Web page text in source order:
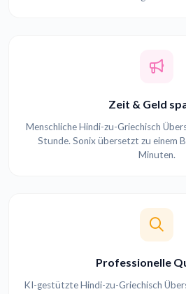
Zeit & Geld
Menschliche Hindi-zu-Griechisch
Stunde. Sonix übersetzt zu einem
Minuten.
Professionelle
KI-gestützte Hindi-zu-Griechisch